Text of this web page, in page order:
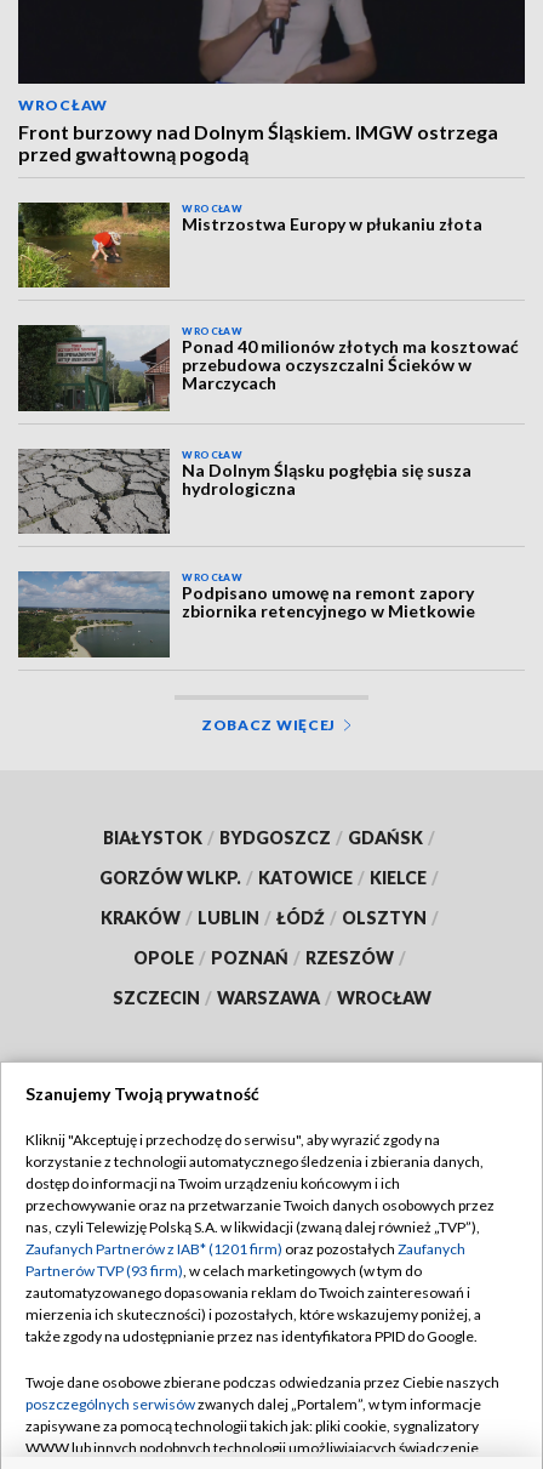
WROCŁAW
Front burzowy nad Dolnym Śląskiem. IMGW ostrzega
przed gwałtowną pogodą
WROCŁAW
Mistrzostwa Europy w płukaniu złota
WROCŁAW
Ponad 40 milionów złotych ma kosztować
przebudowa oczyszczalni Ścieków w
Marczycach
WROCŁAW
Na Dolnym Śląsku pogłębia się susza
hydrologiczna
WROCŁAW
Podpisano umowę na remont zapory
zbiornika retencyjnego w Mietkowie
ZOBACZ WIĘCEJ
BIAŁYSTOK / BYDGOSZCZ / GDAŃSK /
GORZÓW WLKP. / KATOWICE / KIELCE /
KRAKÓW / LUBLIN / ŁÓDŹ / OLSZTYN /
OPOLE / POZNAŃ / RZESZÓW /
SZCZECIN / WARSZAWA / WROCŁAW
TVP
Abonament TVP
Emisja w TVP
Centrum informacji TVP
Naziemna Telewizja Cyfrowa
Rada Programowa
System NOS
Regulamin TVP
Polityka prywatności
Moje zgody
Pomoc
Kontakt
Szanujemy Twoją prywatność
Kliknij "Akceptuję i przechodzę do serwisu", aby wyrazić zgody na
korzystanie z technologii automatycznego śledzenia i zbierania danych,
dostęp do informacji na Twoim urządzeniu końcowym i ich
przechowywanie oraz na przetwarzanie Twoich danych osobowych przez
nas, czyli Telewizję Polską S.A. w likwidacji (zwaną dalej również „TVP”),
Zaufanych Partnerów z IAB* (1201 firm) oraz pozostałych Zaufanych
Partnerów TVP (93 firm), w celach marketingowych (w tym do
zautomatyzowanego dopasowania reklam do Twoich zainteresowań i
mierzenia ich skuteczności) i pozostałych, które wskazujemy poniżej, a
także zgody na udostępnianie przez nas identyfikatora PPID do Google.
Twoje dane osobowe zbierane podczas odwiedzania przez Ciebie naszych
poszczególnych serwisówzwanych dalej „Portalem”, w tym informacje
zapisywane za pomocą technologii takich jak: pliki cookie, sygnalizatory
WWW lub innych podobnych technologii umożliwiających świadczenie